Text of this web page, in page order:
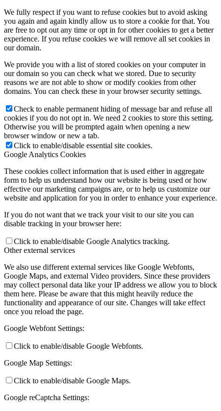
We fully respect if you want to refuse cookies but to avoid asking
you again and again kindly allow us to store a cookie for that. You
are free to opt out any time or opt in for other cookies to get a better
experience. If you refuse cookies we will remove all set cookies in
our domain.
We provide you with a list of stored cookies on your computer in
our domain so you can check what we stored. Due to security
reasons we are not able to show or modify cookies from other
domains. You can check these in your browser security settings.
Check to enable permanent hiding of message bar and refuse all
cookies if you do not opt in. We need 2 cookies to store this setting.
Otherwise you will be prompted again when opening a new
browser window or new a tab.
Click to enable/disable essential site cookies.
Google Analytics Cookies
These cookies collect information that is used either in aggregate
form to help us understand how our website is being used or how
effective our marketing campaigns are, or to help us customize our
website and application for you in order to enhance your experience.
If you do not want that we track your visit to our site you can
disable tracking in your browser here:
Click to enable/disable Google Analytics tracking.
Other external services
We also use different external services like Google Webfonts,
Google Maps, and external Video providers. Since these providers
may collect personal data like your IP address we allow you to block
them here. Please be aware that this might heavily reduce the
functionality and appearance of our site. Changes will take effect
once you reload the page.
Google Webfont Settings:
Click to enable/disable Google Webfonts.
Google Map Settings:
Click to enable/disable Google Maps.
Google reCaptcha Settings: